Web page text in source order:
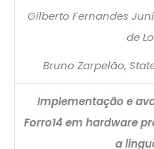
Gilberto Fernandes
de
Bruno Zarpelão,
Implementação e
Forro14 em hardware
a